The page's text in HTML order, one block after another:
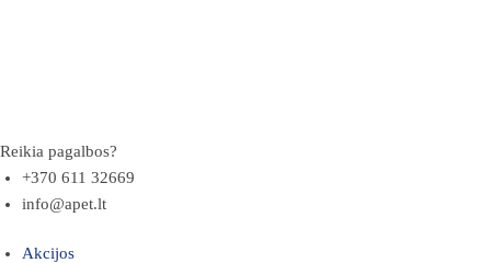
Reikia pagalbos?
+370 611 32669
info@apet.lt
Akcijos